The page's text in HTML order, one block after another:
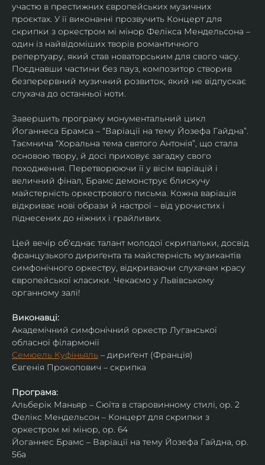
участю в престижних європейських музичних
проєктах. У її виконанні прозвучить Концерт для
скрипки з оркестром мі мінор Фелікса Мендельсона –
один із найвідоміших творів романтичного
репертуару, який став новаторським для свого часу.
Поєднавши частини без пауз, композитор створив
безперервний музичний розвиток, який не відпускає
слухача до останньої ноти.
Завершить програму монументальний цикл
Йоганнеса Брамса – “Варіації на тему Йозефа Гайдна”.
Таємнича “Хоральна тема святого Антонія”, що стала
основою твору, й досі приховує загадку свого
походження. Перетворюючи її у вісім варіацій і
величний фінал, Брамс демонструє блискучу
майстерність оркестрового письма. Кожна варіація
відкриває нові образи й настрої – від урочистих і
піднесених до ніжних і грайливих.
Цей вечір об'єднає талант молодої скрипальки, досвід
французького дириґента та майстерність музикантів
симфонічного оркестру, відкриваючи слухачам красу
європейської класики. Чекаємо у Львівському
органному залі!
Виконавці:
Академічний симфонічний оркестр Луганської
обласної філармонії
Семюель Куфіньяль – дириґент (Франція)
Євгенія Прокопович – скрипка
Програма:
Альберік Маньяр – Сюїта в старовинному стилі, ор. 2
Фелікс Мендельсон – Концерт для скрипки з
оркестром мі мінор, ор. 64
Йоганнес Брамс – Варіації на тему Йозефа Гайдна, ор.
56a